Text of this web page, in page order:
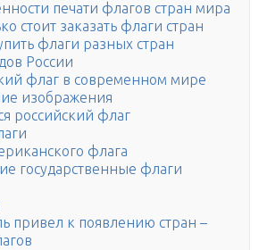
печати флагов стран мира
стоит заказать флаги стран
флаги разных стран
России
флаг в современном мире
изображения
российский флаг
флага
государственные флаги
привел к появлению стран –